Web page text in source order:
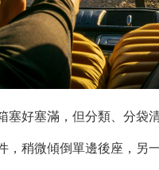
好塞滿，但分類、分袋清
稍微傾倒單邊後座，另